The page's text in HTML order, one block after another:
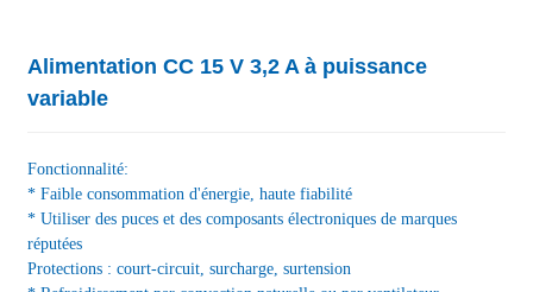
Alimentation CC 15 V 3,2 A à puissance
variable
Fonctionnalité:
* Faible consommation d'énergie, haute fiabilité
* Utiliser des puces et des composants électroniques de marques
réputées
Protections : court-circuit, surcharge, surtension